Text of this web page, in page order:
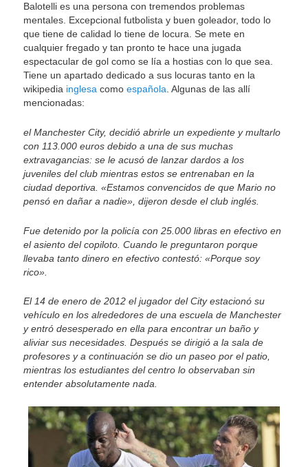
Balotelli es una persona con tremendos problemas
mentales. Excepcional futbolista y buen goleador, todo lo
que tiene de calidad lo tiene de locura. Se mete en
cualquier fregado y tan pronto te hace una jugada
espectacular de gol como se lía a hostias con lo que sea.
Tiene un apartado dedicado a sus locuras tanto en la
wikipedia inglesa comoespañola . Algunas de las allí
mencionadas:
el Manchester City, decidió abrirle un expediente y multarlo
con 113.000 euros debido a una de sus muchas
extravagancias: se le acusó de lanzar dardos a los
juveniles del club mientras estos se entrenaban en la
ciudad deportiva. «Estamos convencidos de que Mario no
pensó en dañar a nadie», dijeron desde el club inglés.
Fue detenido por la policía con 25.000 libras en efectivo en
el asiento del copiloto. Cuando le preguntaron porque
llevaba tanto dinero en efectivo contestó: «Porque soy
rico».
El 14 de enero de 2012 el jugador del City estacionó su
vehículo en los alrededores de una escuela de Manchester
y entró desesperado en ella para encontrar un baño y
aliviar sus necesidades. Después se dirigió a la sala de
profesores y a continuación se dio un paseo por el patio,
mientras los estudiantes del centro lo observaban sin
entender absolutamente nada.